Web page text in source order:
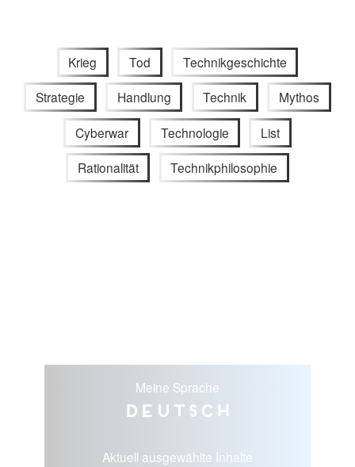
Krieg Tod Technikgeschichte
Strategie Handlung Technik Mythos
Cyberwar Technologie List
Rationalität Technikphilosophie
Meine Sprache
Deutsch
Aktuell ausgewählte Inhalte